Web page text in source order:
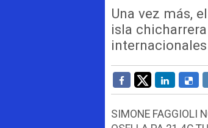
Una vez más,
isla
SIMONE FAGGIOLI